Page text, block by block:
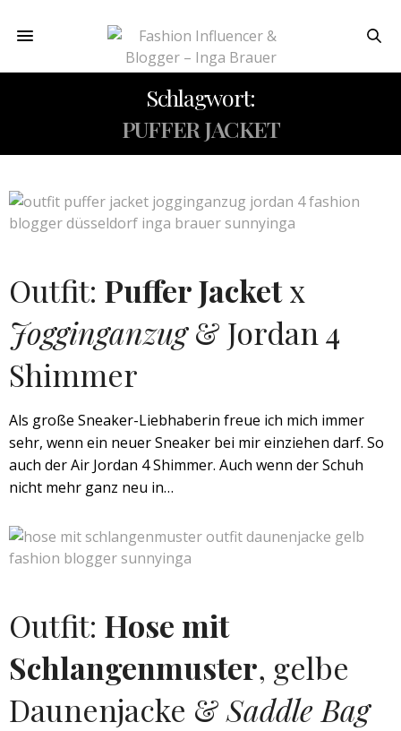
Schlagwort:
PUFFER JACKET
Outfit: Puffer Jacketx
Jogginganzug& Jordan 4
Shimmer
Als große Sneaker-Liebhaberin freue ich mich immer
sehr, wenn ein neuer Sneaker bei mir einziehen darf. So
auch der Air Jordan 4 Shimmer. Auch wenn der Schuh
nicht mehr ganz neu in…
Outfit: Hose mit
Schlangenmuster, gelbe
Daunenjacke &Saddle Bag